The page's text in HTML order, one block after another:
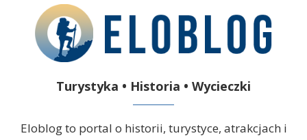
Turystyka • Historia • Wycieczki
Eloblog to portal o historii, turystyce, atrakcjach i